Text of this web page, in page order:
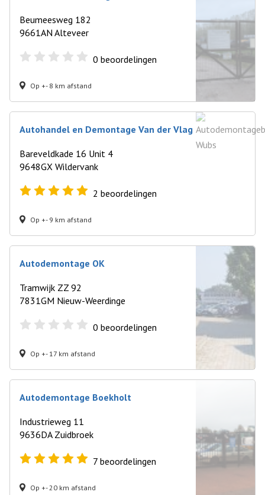
Beumeesweg 182
9661AN Alteveer
0 beoordelingen
Op +- 8 km afstand
Autohandel en Demontage Van der Vlag
Bareveldkade 16 Unit 4
9648GX Wildervank
2 beoordelingen
Op +- 9 km afstand
Autodemontage OK
Tramwijk ZZ 92
7831GM Nieuw-Weerdinge
0 beoordelingen
Op +- 17 km afstand
Autodemontage Boekholt
Industrieweg 11
9636DA Zuidbroek
7 beoordelingen
Op +- 20 km afstand